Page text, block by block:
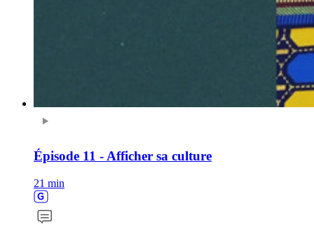
Épisode 11 - Afficher sa culture
21 min